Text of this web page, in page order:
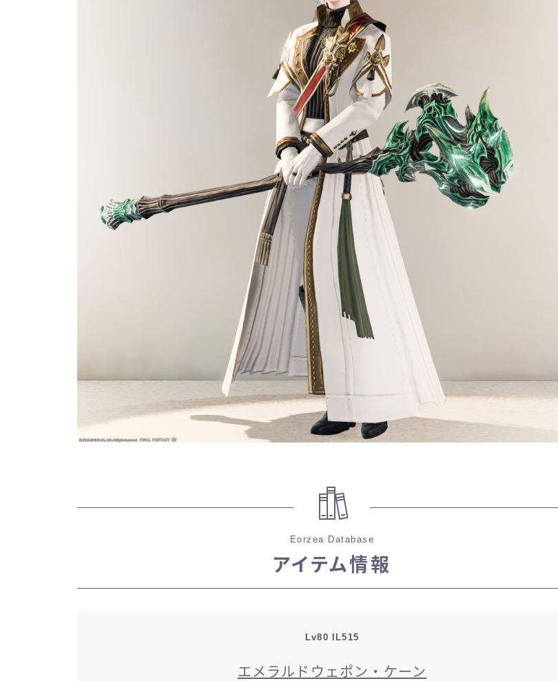
目隠し
口隠し
マスク
フルフェイス
頭装備ギミックあり
ノースリーブ
半袖
七分袖
八分袖
アジムステップ風デザイン
Eorzea Database
アイテム情報
Lv80 IL515
エメラルドウェポン・ケーン